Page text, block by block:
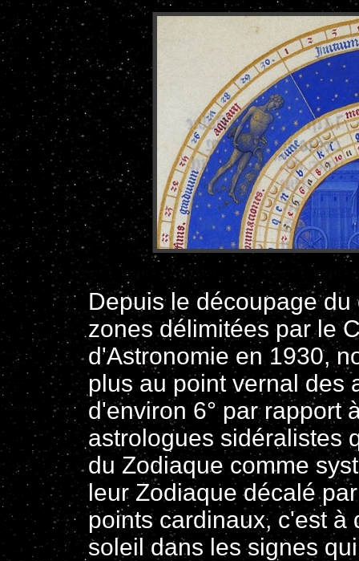
Depuis le découpage
zones délimitées par le
d'Astronomie en 1930,
plus au point vernal des
d'environ 6° par rapport
astrologues sidéralistes
du Zodiaque comme
leur Zodiaque décalé
points cardinaux, c'est à
soleil dans les signes